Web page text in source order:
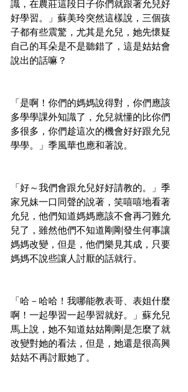
識，在農莊這段日子你們就跟著允兒好
好學習。」蘇美玲突然這樣說，三個孩
子都有些震驚，尤其是允兒，她先懷疑
自己的耳朵是不是聽錯了，這是姑姑會
說出的話嘛？
「是啊！你們的媽媽說得對，你們應該
多學學課外知識了，允兒就懂的比你們
多很多，你們趁這次的機會好好跟允兒
學學。」季風華也應和著說。
「好～我們會跟允兒好好請教的。」季
家兄妹一口同聲的說著，笑嘻嘻地看著
允兒，他們知道媽媽應該不會再刁難允
兒了，雖然他們不知道剛剛發生何事讓
媽媽改變，但是，他們樂見其成，只要
媽媽不說些讓人討厭的話就行。
「哈－哈哈！我哪能教表哥、表姐什麼
啊！一起學習一起學習就好。」蘇允兒
馬上說，她不知道姑姑剛剛是怎麼了就
改變對她的看法，但是，她還是很高興
姑姑不再討厭她了。